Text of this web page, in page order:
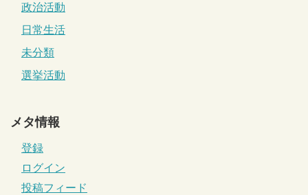
政治活動
日常生活
未分類
選挙活動
メタ情報
登録
ログイン
投稿フィード